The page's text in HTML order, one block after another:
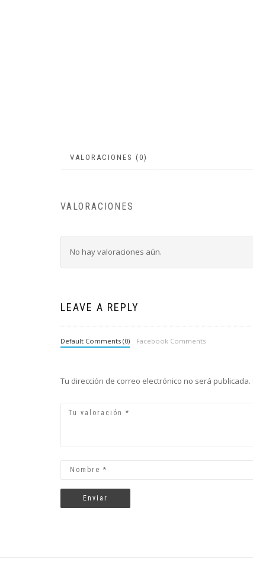
VALORACIONES (0)
VALORACIONES
No hay valoraciones aún.
LEAVE A REPLY
Default Comments (0) Facebook Comments
Tu dirección de correo electrónico no será publicada.